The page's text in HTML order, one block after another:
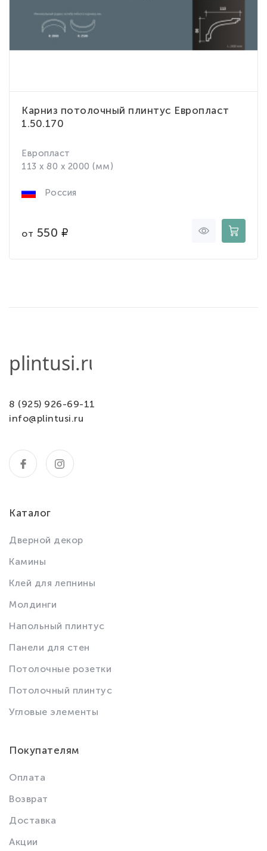
Карниз потолочный плинтус Европласт
1.50.170
Европласт
113 x 80 x 2000 (мм)
Россия
от 550
8 (925) 926-69-11
info@plintusi.ru
Каталог
Дверной декор
Камины
Клей для лепнины
Молдинги
Напольный плинтус
Панели для стен
Потолочные розетки
Потолочный плинтус
Угловые элементы
Покупателям
Оплата
Возврат
Доставка
Акции